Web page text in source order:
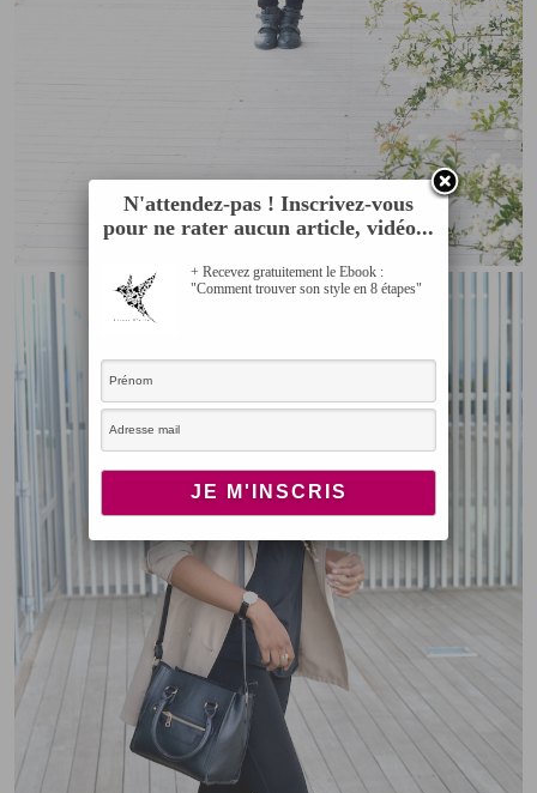
N'attendez-pas ! Inscrivez-vous
pour ne rater aucun article, vidéo...
+ Recevez gratuitement le Ebook :
"Comment trouver son style en 8 étapes"